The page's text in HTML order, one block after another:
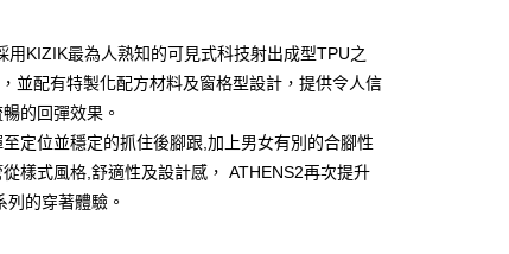
NT$599(含以上)免運費
用KIZIK最為人熟知的可見式科技射出成型TPU之
並配有特製化配方材料及窗格型設計，提供令人信
的回彈效果。
定位並穩定的抓住後腳跟,加上男女有別的合腳性
樣式風格,舒適性及設計感， ATHENS2再次提升
列的穿著體驗。